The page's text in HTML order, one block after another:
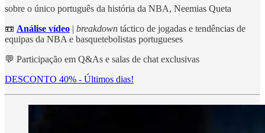
sobre o único português da história da NBA, Neemias Queta
📼 Análise vídeo | breakdown táctico de jogadas e tendências de
equipas da NBA e basquetebolistas portugueses
💬 Participação em Q&As e salas de chat exclusivas
DESCONTO 40% - Últimos dias!